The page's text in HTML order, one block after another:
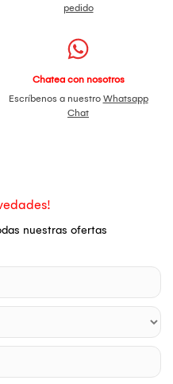
pedido
Chatea con nosotros
Escríbenos a nuestro Whatsapp
Chat
nuestras ofertas